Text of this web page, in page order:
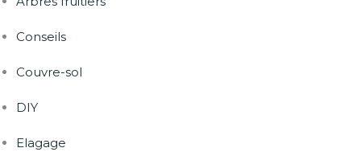
Conseils
Couvre-sol
DIY
Elagage